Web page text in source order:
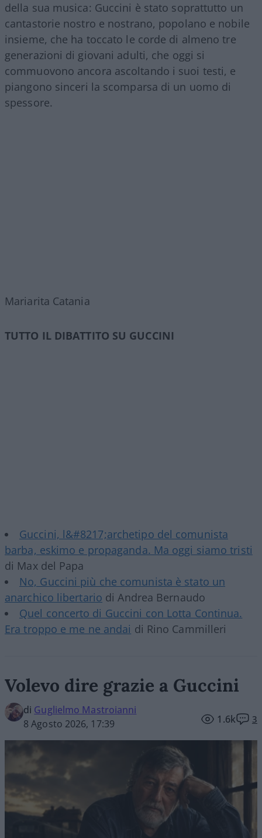
della sua musica: Guccini è stato soprattutto un
cantastorie nostro e nostrano, popolano e nobile
insieme, che ha toccato le corde di almeno tre
generazioni di giovani adulti, che oggi si
commuovono ancora ascoltando i suoi testi, e
piangono sinceri la scomparsa di un uomo di
spessore.
Mariarita Catania
TUTTO IL DIBATTITO SU GUCCINI
Guccini, l&#8217;archetipo del comunista
barba, eskimo e propaganda. Ma oggi siamo tristi
di Max del Papa
No, Guccini più che comunista è stato un
anarchico libertario di Andrea Bernaudo
Quel concerto di Guccini con Lotta Continua.
Era troppo e me ne andai di Rino Cammilleri
Volevo dire grazie a Guccini
di Guglielmo Mastroianni
8 Agosto 2026, 17:39
1.6k 3